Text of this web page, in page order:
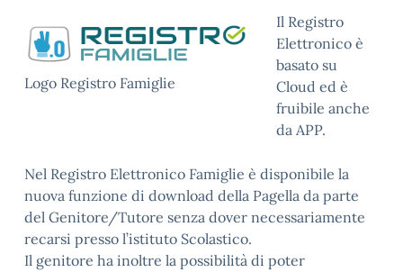
Logo Registro Famiglie
Il Registro
Elettronico è
basato su
Cloud ed è
fruibile anche
da APP.
Nel Registro Elettronico Famiglie è disponibile la
nuova funzione di download della Pagella da parte
del Genitore/Tutore senza dover necessariamente
recarsi presso l’istituto Scolastico.
Il genitore ha inoltre la possibilità di poter